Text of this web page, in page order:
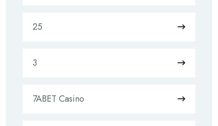
25
3
7ABET Casino